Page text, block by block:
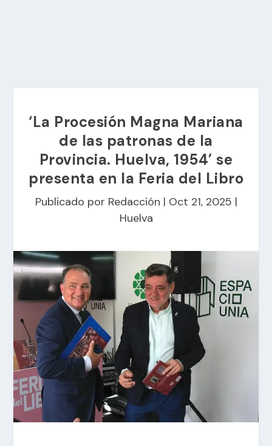
‘La Procesión Magna Mariana
de las patronas de la
Provincia. Huelva, 1954’ se
presenta en la Feria del Libro
Publicado por Redacción | Oct 21, 2025 |
Huelva